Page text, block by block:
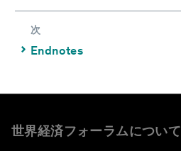
次
⌃ Endnotes
世界経済フォーラムについて